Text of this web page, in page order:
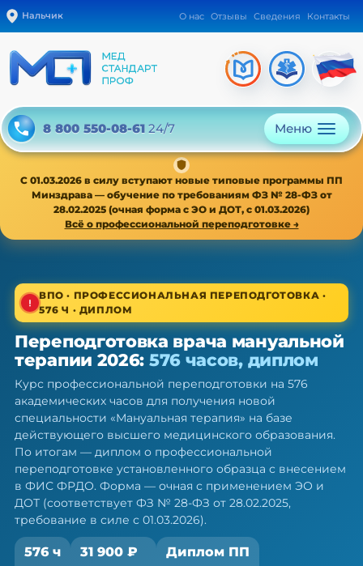
Нальчик О нас Отзывы Сведения Контакты
8 800 550-08-61 24/7 Меню
С 01.03.2026 в силу вступают новые типовые программы ПП
Минздрава — обучение по требованиям ФЗ № 28-ФЗ от
28.02.2025 (очная форма с ЭО и ДОТ, с 01.03.2026)
Всё о профессиональной переподготовке →
ВПО · новая типовая программа ПП с 01.03.2026
Переподготовка врача
мануальной терапии — ПП, 576 ч
Диплом о профессиональной переподготовке.
Очная форма с ЭО и ДОТ, без отрыва от работы
ВПО · ПРОФЕССИОНАЛЬНАЯ ПЕРЕПОДГОТОВКА ·
576 Ч · ДИПЛОМ
Переподготовка врача мануальной
терапии 2026: 576 часов, диплом
Курс профессиональной переподготовки на 576
академических часов для получения новой
специальности «Мануальная терапия» на базе
действующего высшего медицинского образования.
По итогам — диплом о профессиональной
переподготовке установленного образца с внесением
в ФИС ФРДО. Форма — очная с применением ЭО и
ДОТ (соответствует ФЗ № 28-ФЗ от 28.02.2025,
требование в силе с 01.03.2026).
576 ч 31 900 ₽ Диплом ПП